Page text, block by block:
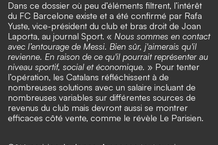
Dans ce dossier où peu d’éléments filtrent, l’intérêt
du FC Barcelone existe et a été confirmé par Rafa
Yuste, vice-président du club et bras droit de Joan
Laporta, au journal Sport. « Nous sommes en contact
avec l’entourage de Messi. Bien sûr, j'aimerais qu'il
revienne. En raison de ce qu'il pourrait représenter au
niveau sportif, social et économique. » Pour tenter
l’opération, les Catalans réfléchissent à de
nombreuses solutions avec un salaire incluant de
nombreuses variables sur différentes sources de
revenus du club mais devront aussi se montrer
efficaces côté vente, comme le révèle Le Parisien.